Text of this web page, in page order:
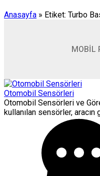
Anasayfa » Etiket: Turbo
MOBİL
Otomobil Sensörleri
Otomobil Sensörleri ve
kullanılan sensörler, aracın